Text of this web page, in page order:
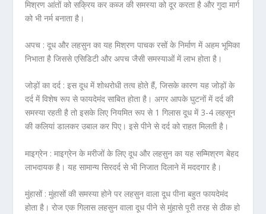
मिश्रण आंतों को सक्रिय कर कब्ज की समस्या को दूर करता है और गुदा मार्ग
को भी नर्म बनाता है।
अपच : दूध और लहसुन का यह मिश्रण पाचक रसों के निर्माण में अहम भूमिका
निभाता है जिससे एसिडिटी और अपच जैसी समस्याओं में लाभ होता है।
जोड़ों का दर्द : इस दूध में शोथरोधी तत्व होते हैं, जिसके कारण यह जोड़ों के
दर्द में विशेष रूप से फायदेमंद साबित होता है। अगर आपके घुटनों में दर्द की
समस्या रहती है तो इसके लिए नियमित रूप से 1 गिलास दूध में 3-4 लहसून
की कलियां डालकर उबाल कर पिए। इसे पीने से दर्द को राहत मिलती है।
माइग्रेन :माइग्रेन के मरीजों के लिए दूध और लहसुन का यह सम्म‍िश्रण बेहद
लाभदायक है। यह सामान्य सिरदर्द से भी निजात दिलाने में मददगार है।
मुंहासों : मुंहासों की समस्या होने पर लहसुन वाला दूध पीना बहुत फायदेमंद
होता है। रोज एक गिलास लहसुन वाला दूध पीने से मुंहासे पूरी तरह से ठीक हो